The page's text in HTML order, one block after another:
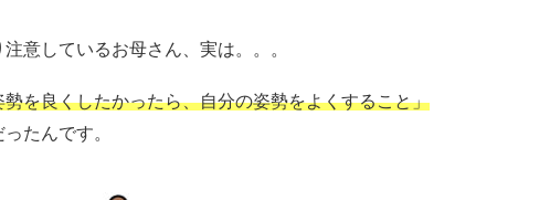
意しているお母さん、実は。。。
勢を良くしたかったら、自分の姿勢をよくすること」
たんです。